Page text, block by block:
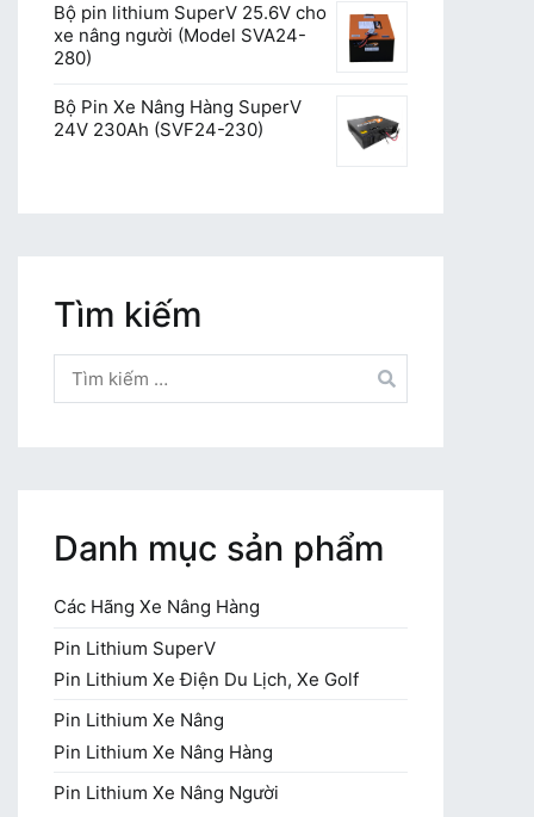
Bộ pin lithium SuperV 25.6V cho
xe nâng người (Model SVA24-
280)
Bộ Pin Xe Nâng Hàng SuperV
24V 230Ah (SVF24-230)
Tìm kiếm
kiếm
cho:
Danh mục sản phẩm
Các Hãng Xe Nâng Hàng
Pin Lithium SuperV
Pin Lithium Xe Điện Du Lịch, Xe Golf
Pin Lithium Xe Nâng
Pin Lithium Xe Nâng Hàng
Pin Lithium Xe Nâng Người